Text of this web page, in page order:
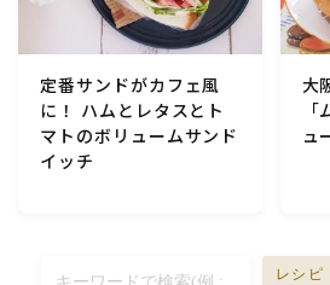
ソース・ドレッシング・たれ・ディッ
ドリンク・シロップ・ジャム類
テーブルコーディネート・食器・調
定番サンドがカフェ風
に！ ハムとレタスとト
マトのボリュームサンド
イッチ
大
ュ
レシピ